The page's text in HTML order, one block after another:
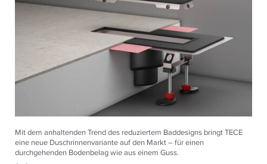
Mit dem anhaltenden Trend des reduziertem Baddesigns bringt TECE
eine neue Duschrinnenvariante auf den Markt – für einen
durchgehenden Bodenbelag wie aus einem Guss.